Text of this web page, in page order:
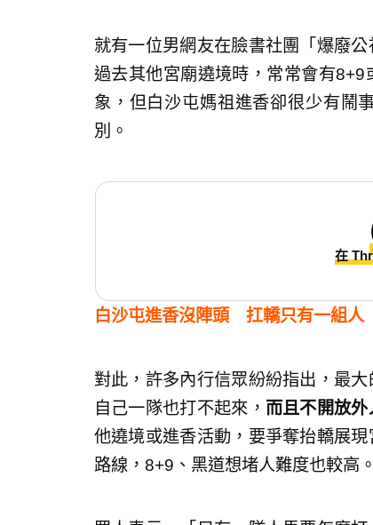
就有一位男網友在臉書社團「爆廢
過去其他宮廟遶境時，常常會有
象，但白沙屯媽祖進香卻很少有鬧
別。
在
白沙屯進香沒陣頭 扛轎只有一組人
對此，許多內行信眾紛紛指出，最大
自己一隊也打不起來， 而且不開放
他遶境或進香活動，要爭奪抬轎展
路線，8+9、黑道想堵人難度也較高。